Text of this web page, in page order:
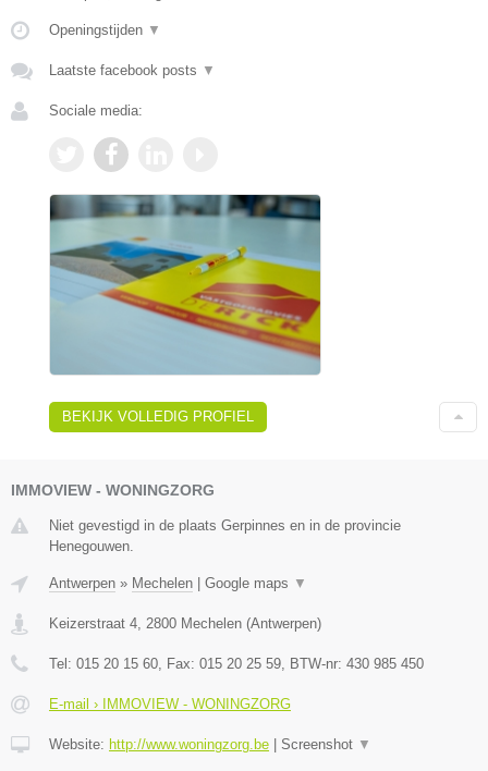
Openingstijden ▼
Laatste facebook posts ▼
Sociale media:
BEKIJK VOLLEDIG PROFIEL
IMMOVIEW - WONINGZORG
Niet gevestigd in de plaats Gerpinnes en in de provincie
Henegouwen.
Antwerpen » Mechelen | Google maps ▼
Keizerstraat 4 2800 Mechelen (Antwerpen)
Tel: 015 20 15 60 , Fax: 015 20 25 59 , BTW-nr: 430 985 450
E-mail › IMMOVIEW - WONINGZORG
Website: http://www.woningzorg.be | Screenshot ▼